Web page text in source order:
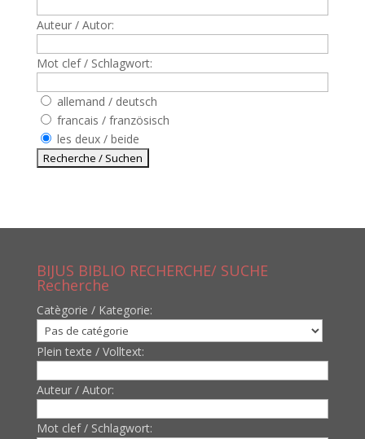
Auteur / Autor:
Mot clef / Schlagwort:
allemand / deutsch
francais / französisch
les deux / beide
BIJUS BIBLIO RECHERCHE/ SUCHE
Recherche
Catègorie / Kategorie:
Plein texte / Volltext:
Auteur / Autor:
Mot clef / Schlagwort: